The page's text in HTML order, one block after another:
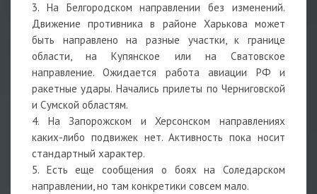
3. На Белгородском направлении без изменений.
Движение противника в районе Харькова может
быть направлено на разные участки, к границе
области, на Купянское или на Сватовское
направление. Ожидается работа авиации РФ и
ракетные удары. Начались прилеты по Черниговской
и Сумской областям.
4. На Запорожском и Херсонском направлениях
каких-либо подвижек нет. Активность пока носит
стандартный характер.
5. Есть еще сообщения о боях на Соледарском
направлении, но там конкретики совсем мало.